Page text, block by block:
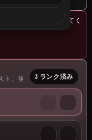
するにはログインしてく
ト。並
3 ランク済み